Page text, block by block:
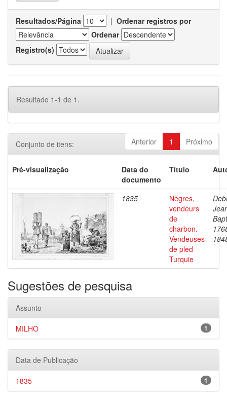
Resultados/Página | Ordenar registros por
Ordenar
Registro(s)
Resultado 1-1 de 1.
Anterior 1 Próximo
Conjunto de itens:
Pré-visualização
Data do
documento
Título
1835
Nègres,
vendeurs
de
charbon.
Vendeuses
de pled
Turquie
Sugestões de pesquisa
Assunto
1
MILHO
Data de Publicação
1
1835